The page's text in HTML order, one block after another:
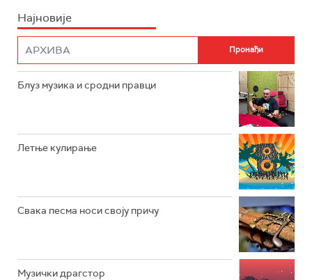
РАДИО РОКЕНРОЛЕР
РАДИО ЏЕЗЕР
Најновије
Блуз музика и сродни правци
Летње кулирање
Свака песма носи своју причу
Музички драгстор